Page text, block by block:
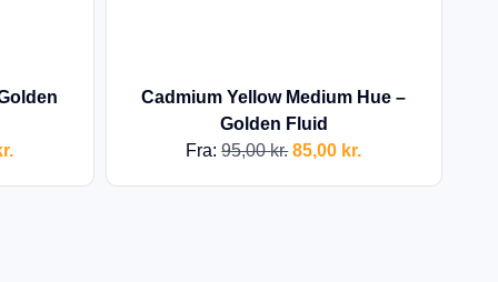
Cadmium Yellow Medium Hue –
Golden Fluid
Fra:95,00kr. 85,00 kr.